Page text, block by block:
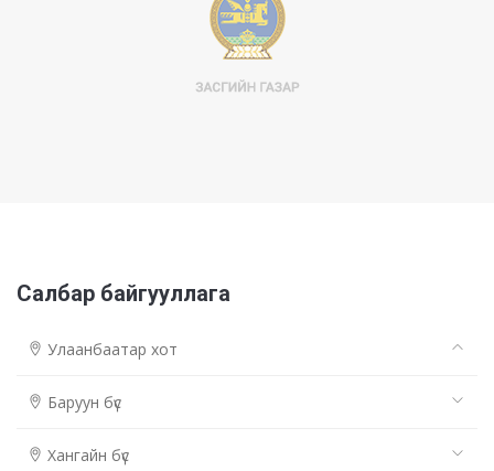
Салбар байгууллага
Улаанбаатар хот
Баруун бүс
Хангайн бүс